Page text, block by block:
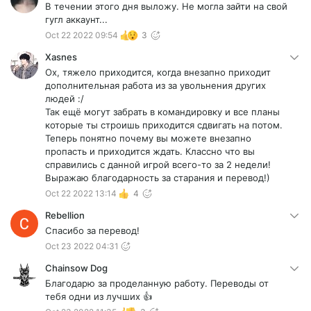
В течении этого дня выложу. Не могла зайти на свой
гугл аккаунт...
Oct 22 2022 09:54 3
Xasnes
Ох, тяжело приходится, когда внезапно приходит
дополнительная работа из за увольнения других
людей :/
Так ещё могут забрать в командировку и все планы
которые ты строишь приходится сдвигать на потом.
Теперь понятно почему вы можете внезапно
пропасть и приходится ждать. Классно что вы
справились с данной игрой всего-то за 2 недели!
Выражаю благодарность за старания и перевод!)
Oct 22 2022 13:14 4
Rebellion
Спасибо за перевод!
Oct 23 2022 04:31
Chainsow Dog
Благодарю за проделанную работу. Переводы от
тебя одни из лучших 👍